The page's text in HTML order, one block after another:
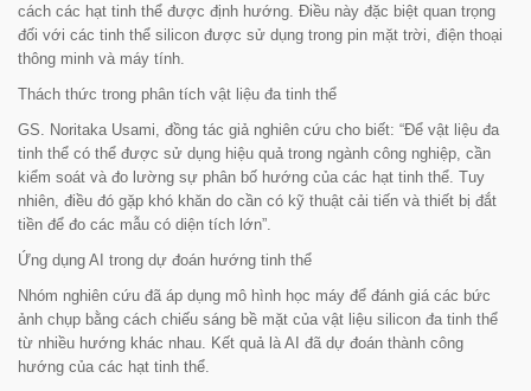
cách các hạt tinh thể được định hướng. Điều này đặc biệt quan trọng
đối với các tinh thể silicon được sử dụng trong pin mặt trời, điện thoại
thông minh và máy tính.
Thách thức trong phân tích vật liệu đa tinh thể
GS. Noritaka Usami, đồng tác giả nghiên cứu cho biết: “Để vật liệu đa
tinh thể có thể được sử dụng hiệu quả trong ngành công nghiệp, cần
kiểm soát và đo lường sự phân bố hướng của các hạt tinh thể. Tuy
nhiên, điều đó gặp khó khăn do cần có kỹ thuật cải tiến và thiết bị đắt
tiền để đo các mẫu có diện tích lớn”.
Ứng dụng AI trong dự đoán hướng tinh thể
Nhóm nghiên cứu đã áp dụng mô hình học máy để đánh giá các bức
ảnh chụp bằng cách chiếu sáng bề mặt của vật liệu silicon đa tinh thể
từ nhiều hướng khác nhau. Kết quả là AI đã dự đoán thành công
hướng của các hạt tinh thể.